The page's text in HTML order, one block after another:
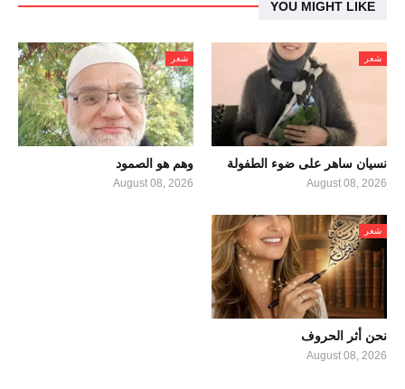
YOU MIGHT LIKE
شعر
نسيان ساهر على ضوء الطفولة
August 08, 2026
شعر
وهم هو الصمود
August 08, 2026
شعر
نحن أثر الحروف
August 08, 2026